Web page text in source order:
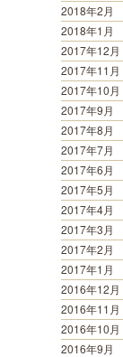
2018年2月
2018年1月
2017年12月
2017年11月
2017年10月
2017年9月
2017年8月
2017年7月
2017年6月
2017年5月
2017年4月
2017年3月
2017年2月
2017年1月
2016年12月
2016年11月
2016年10月
2016年9月